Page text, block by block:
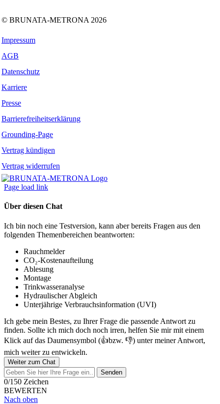
© BRUNATA-METRONA 2026
Impressum
AGB
Datenschutz
Karriere
Presse
Barrierefreiheitserklärung
Grounding-Page
Vertrag kündigen
Vertrag widerrufen
Page load link
Über diesen Chat
Ich bin noch eine Testversion, kann aber bereits Fragen aus den
folgenden Themenbereichen beantworten:
Rauchmelder
CO₂-Kostenaufteilung
Ablesung
Montage
Trinkwasseranalyse
Hydraulischer Abgleich
Unterjährige Verbrauchsinformation (UVI)
Ich gebe mein Bestes, zu Ihrer Frage die passende Antwort zu
finden. Sollte ich mich doch noch irren, helfen Sie mir mit einem
Klick auf das Daumensymbol (👍bzw. 👎) unter meiner Antwort,
mich weiter zu entwickeln.
Weiter zum Chat
Senden
0/150 Zeichen
BEWERTEN
Nach oben